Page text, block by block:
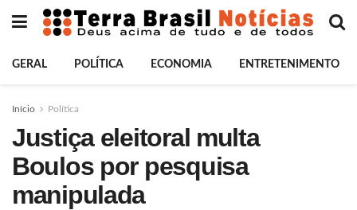
GERAL POLÍTICA ECONOMIA ENTRETENIMENTO
Início Política
Justiça eleitoral multa
Boulos por pesquisa
manipulada